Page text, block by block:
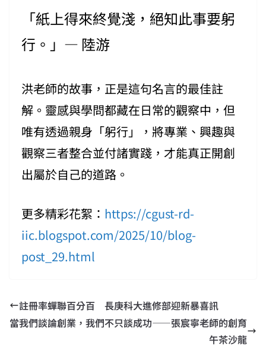
「紙上得來終覺淺，絕知此事要躬
行。」— 陸游
洪老師的故事，正是這句名言的最佳註
解。靈感與學問都藏在日常的觀察中，但
唯有透過親身「躬行」，將專業、興趣與
觀察三者整合並付諸實踐，才能真正開創
出屬於自己的道路。
更多精彩花絮： https://cgust-rd-
iic.blogspot.com/2025/10/blog-
post_29.html
註冊率蟬聯百分百 長庚科大進修部迎新暴喜訊
當我們談論創業，我們不只談成功——張宸寧老師的創育
午茶沙龍